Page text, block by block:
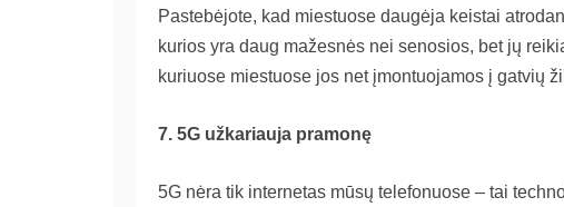
Pastebėjote, kad miestuose daugėja keistai
kurios yra daug mažesnės nei senosios, bet jų
kuriuose miestuose jos net įmontuojamos į gatvių
7. 5G užkariauja pramonę
5G nėra tik internetas mūsų telefonuose – tai